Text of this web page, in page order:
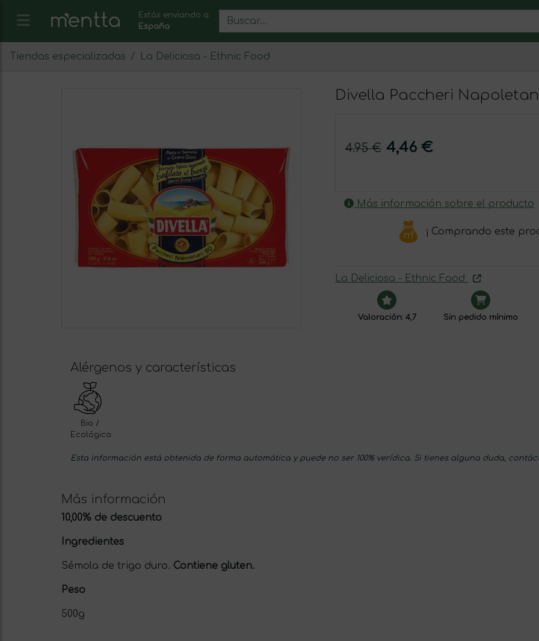
Estás enviando a:
España
Tiendas especializadas La Deliciosa - Ethnic Food
Divella Paccheri
4.95 € 4,46 €
Más información sobre el producto
¡ Comprando este
La Deliciosa - Ethnic Food
Valoración: 4,7 Sin pedido mínimo
Alérgenos y características
Bio /
Ecológico
Esta información está obtenida de forma automática y puede no ser 100% verídica. Si tienes alguna duda,
Más información
10,00% de descuento
Ingredientes
Sémola de trigo duro. Contiene gluten.
Peso
500g